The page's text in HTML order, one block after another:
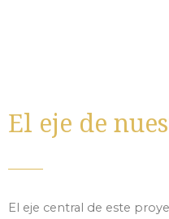
El eje de
El eje central de este